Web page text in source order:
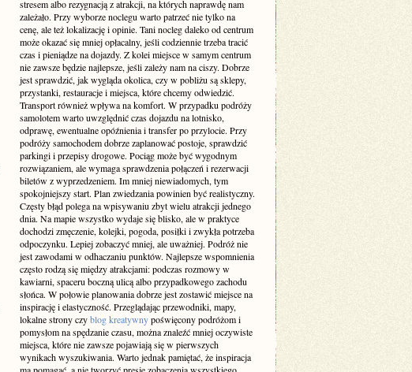
stresem albo rezygnacją z atrakcji, na których naprawdę nam
zależało. Przy wyborze noclegu warto patrzeć nie tylko na
cenę, ale też lokalizację i opinie. Tani nocleg daleko od centrum
może okazać się mniej opłacalny, jeśli codziennie trzeba tracić
czas i pieniądze na dojazdy. Z kolei miejsce w samym centrum
nie zawsze będzie najlepsze, jeśli zależy nam na ciszy. Dobrze
jest sprawdzić, jak wygląda okolica, czy w pobliżu są sklepy,
przystanki, restauracje i miejsca, które chcemy odwiedzić.
Transport również wpływa na komfort. W przypadku podróży
samolotem warto uwzględnić czas dojazdu na lotnisko,
odprawę, ewentualne opóźnienia i transfer po przylocie. Przy
podróży samochodem dobrze zaplanować postoje, sprawdzić
parkingi i przepisy drogowe. Pociąg może być wygodnym
rozwiązaniem, ale wymaga sprawdzenia połączeń i rezerwacji
biletów z wyprzedzeniem. Im mniej niewiadomych, tym
spokojniejszy start. Plan zwiedzania powinien być realistyczny.
Częsty błąd polega na wpisywaniu zbyt wielu atrakcji jednego
dnia. Na mapie wszystko wydaje się blisko, ale w praktyce
dochodzi zmęczenie, kolejki, pogoda, posiłki i zwykła potrzeba
odpoczynku. Lepiej zobaczyć mniej, ale uważniej. Podróż nie
jest zawodami w odhaczaniu punktów. Najlepsze wspomnienia
często rodzą się między atrakcjami: podczas rozmowy w
kawiarni, spaceru boczną ulicą albo przypadkowego zachodu
słońca. W połowie planowania dobrze jest zostawić miejsce na
inspirację i elastyczność. Przeglądając przewodniki, mapy,
lokalne strony czyblog kreatywnypoświęcony podróżom i
pomysłom na spędzanie czasu, można znaleźć mniej oczywiste
miejsca, które nie zawsze pojawiają się w pierwszych
wynikach wyszukiwania. Warto jednak pamiętać, że inspiracja